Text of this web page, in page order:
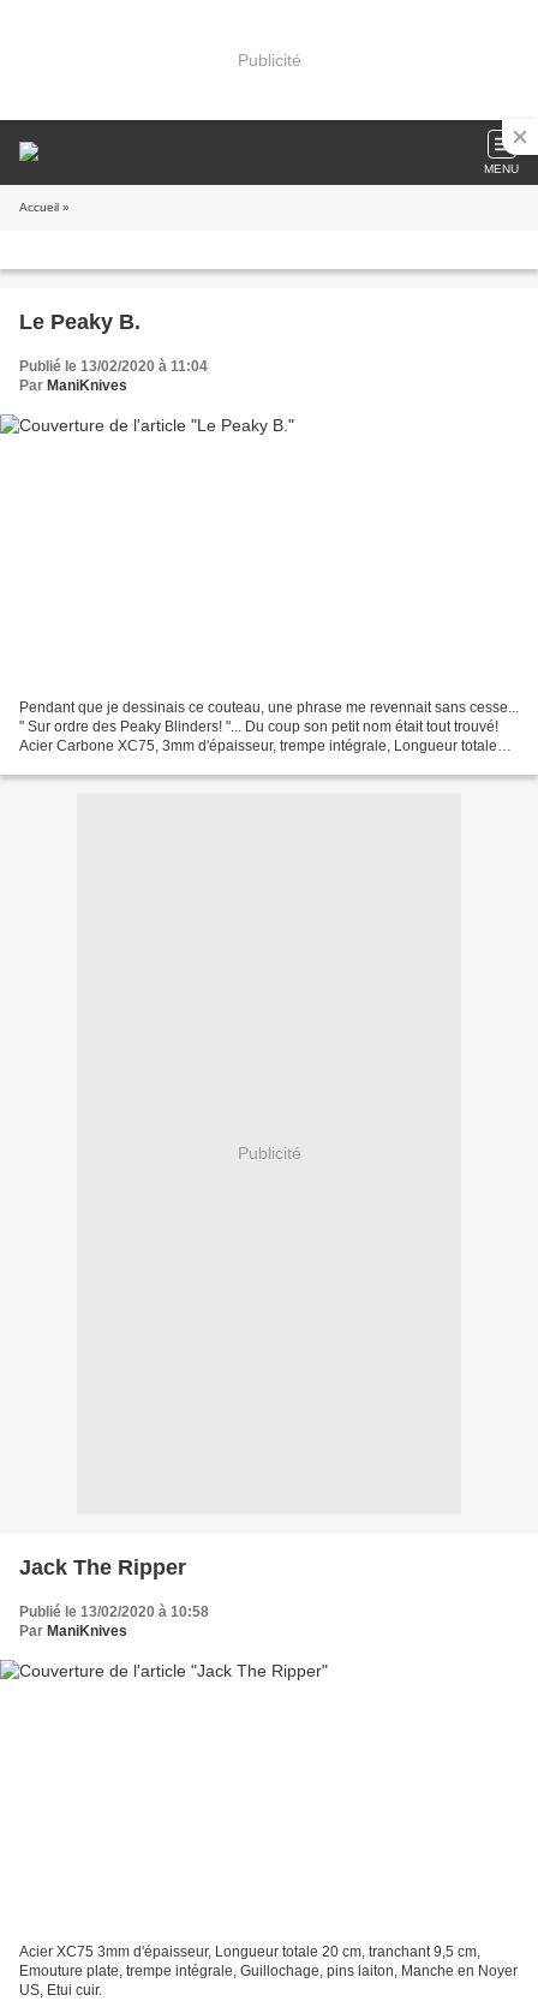
Publicité
MENU
Accueil »
Le Peaky B.
Publié le 13/02/2020 à 11:04
Par ManiKnives
Pendant que je dessinais ce couteau, une phrase me revennait sans cesse...
" Sur ordre des Peaky Blinders! "... Du coup son petit nom était tout trouvé!
Acier Carbone XC75, 3mm d'épaisseur, trempe intégrale, Longueur totale
Publicité
Jack The Ripper
Publié le 13/02/2020 à 10:58
Par ManiKnives
Acier XC75 3mm d'épaisseur, Longueur totale 20 cm, tranchant 9,5 cm,
Emouture plate, trempe intégrale, Guillochage, pins laiton, Manche en Noyer
US, Etui cuir.